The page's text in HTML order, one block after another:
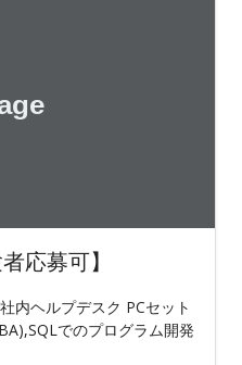
応募可】
内ヘルプデスク PCセット
でのプログラム開発